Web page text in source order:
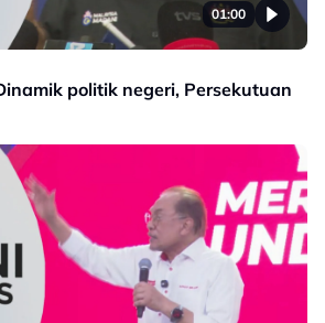
01:00
politik negeri, Persekutuan